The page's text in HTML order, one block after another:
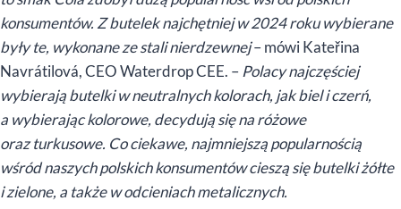
konsumentów. Z butelek najchętniej w 2024 roku wybierane
były te, wykonane ze stali nierdzewnej– mówi Kateřina
Navrátilová, CEO Waterdrop CEE. – Polacy najczęściej
wybierają butelki w neutralnych kolorach, jak biel i czerń,
a wybierając kolorowe, decydują się na różowe
oraz turkusowe. Co ciekawe, najmniejszą popularnością
wśród naszych polskich konsumentów cieszą się butelki żółte
i zielone, a także w odcieniach metalicznych.